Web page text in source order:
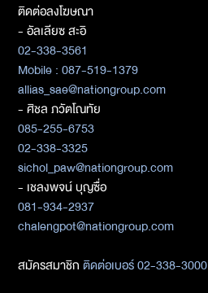
ติดต่อลงโฆษณา
- อัลเลียซ สะอิ
02-338-3561
Mobile : 087-519-1379
allias_sae@nationgroup.com
- ศิชล ภวัตโณทัย
085-255-6753
02-338-3325
sichol_paw@nationgroup.com
- เชลงพจน์ บุญซื่อ
081-934-2937
chalengpot@nationgroup.com
สมัครสมาชิกติดต่อเบอร์ 02-338-3000